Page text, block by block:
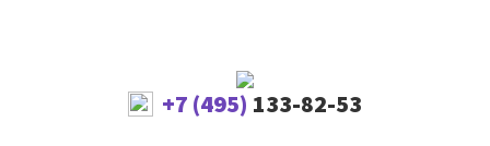
+7 (495) 133-82-53